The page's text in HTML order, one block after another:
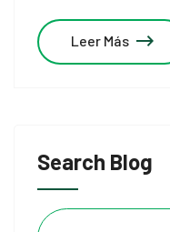
Search Blog
Leer Más